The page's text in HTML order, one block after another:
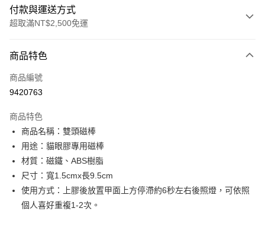
付款與運送方式
超取滿NT$2,500免運
信用卡一次付款
超商取貨付款
Apple Pay
街口支付
悠遊付
AFTEE先享後付
相關說明
商品特色
商品編號
9420763
商品特色
商品名稱：雙頭磁棒
用途：貓眼膠專用磁棒
材質：磁鐵、ABS樹脂
尺寸：寬1.5cmx長9.5cm
使用方式：上膠後放置甲面上方停滯約6秒左右後照燈，可依照
個人喜好重複1-2次。